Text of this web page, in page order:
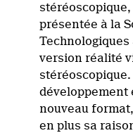
présentée à la
version réalité
développement
nouveau
en plus sa